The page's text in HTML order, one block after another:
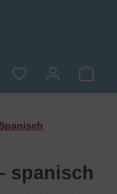
Du hast 0
Spanisch
spanisch